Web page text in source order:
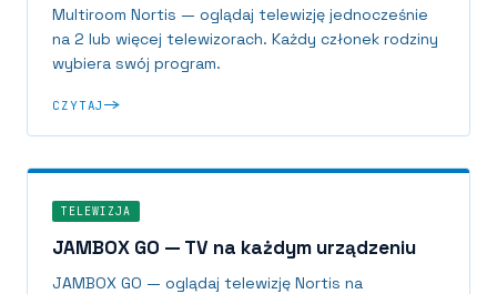
Multiroom Nortis — oglądaj telewizję jednocześnie
na 2 lub więcej telewizorach. Każdy członek rodziny
wybiera swój program.
CZYTAJ
TELEWIZJA
JAMBOX GO — TV na każdym urządzeniu
JAMBOX GO — oglądaj telewizję Nortis na